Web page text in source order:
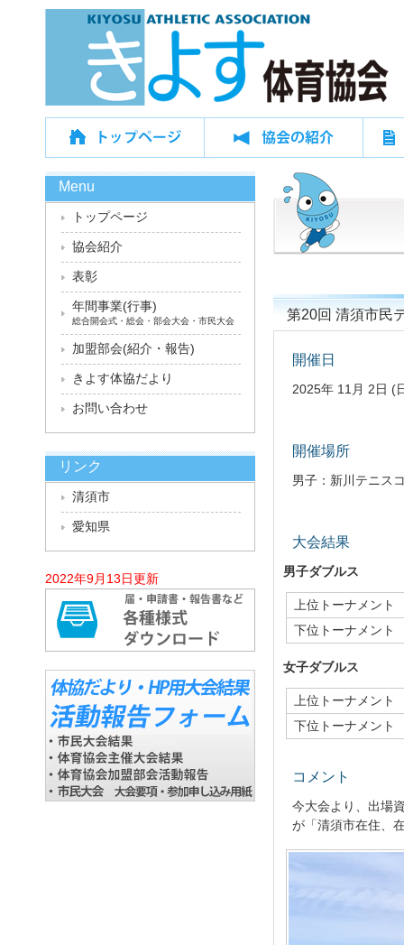
第20回 清須市民
開催日
2025年 11月 2日 (
開催場所
男子：新川テニス
大会結果
男子ダブルス
上位トーナメント
下位トーナメント
女子ダブルス
上位トーナメント
下位トーナメント
コメント
今大会より、出場
が「清須市在住、
Menu
トップページ
協会紹介
表彰
年間事業(行事)
総合開会式・総会・部会大会・市民大会
加盟部会(紹介・報告)
きよす体協だより
お問い合わせ
リンク
清須市
愛知県
2022年9月13日更新